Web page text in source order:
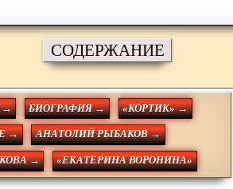
СОДЕРЖАНИЕ
→ БИОГРАФИЯ → «КОРТИК» →
→ АНАТОЛИЙ РЫБАКОВ →
→ «ЕКАТЕРИНА ВОРОНИНА»